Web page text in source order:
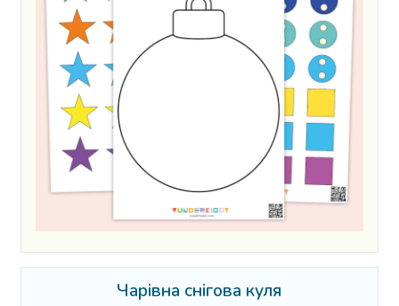
Чарівна снігова куля